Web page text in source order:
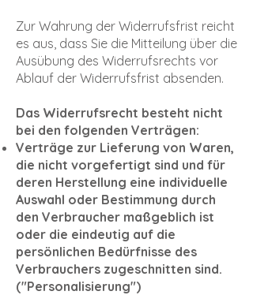
Zur Wahrung der Widerrufsfrist reicht
es aus, dass Sie die Mitteilung über die
Ausübung des Widerrufsrechts vor
Ablauf der Widerrufsfrist absenden.
Das Widerrufsrecht besteht nicht
bei den folgenden Verträgen:
Verträge zur Lieferung von Waren,
die nicht vorgefertigt sind und für
deren Herstellung eine individuelle
Auswahl oder Bestimmung durch
den Verbraucher maßgeblich ist
oder die eindeutig auf die
persönlichen Bedürfnisse des
Verbrauchers zugeschnitten sind.
("Personalisierung")